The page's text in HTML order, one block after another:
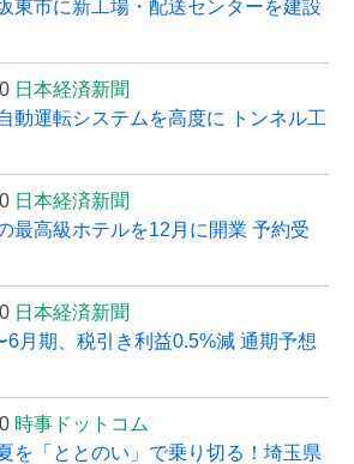
東市に新工場・配送センターを建設
日本経済新聞
動運転システムを高度に トンネル工
日本経済新聞
最高級ホテルを12月に開業 予約受
日本経済新聞
6月期、税引き利益0.5%減 通期予想
時事ドットコム
を「ととのい」で乗り切る！埼玉県